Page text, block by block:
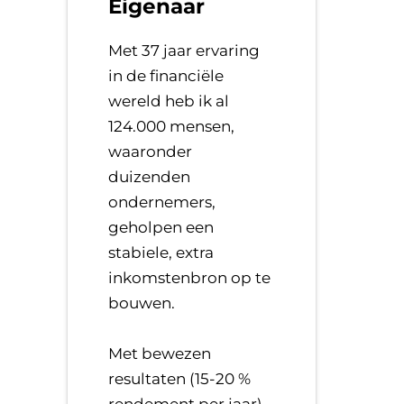
Eigenaar
Met 37 jaar ervaring
in de financiële
wereld heb ik al
124.000 mensen,
waaronder
duizenden
ondernemers,
geholpen een
stabiele, extra
inkomstenbron op te
bouwen.
​Met bewezen
resultaten (15-20 %